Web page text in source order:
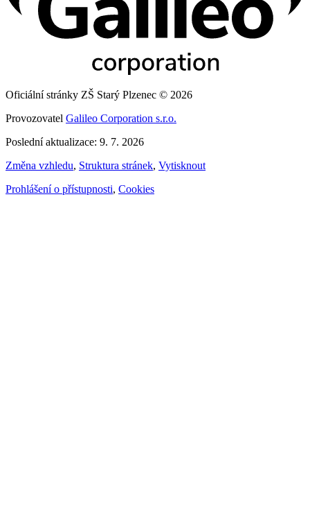
Oficiální stránky ZŠ Starý Plzenec © 2026
Provozovatel Galileo Corporation s.r.o.
Poslední aktualizace: 9. 7. 2026
Změna vzhledu, Struktura stránek, Vytisknout
Prohlášení o přístupnosti, Cookies